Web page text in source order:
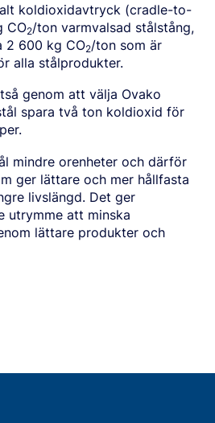
koldioxidavtryck (cradle-to-
CO2/ton varmvalsad stålstång,
2 600 kg CO2/ton som är
alla stålprodukter.
genom att välja Ovako
spara två ton koldioxid för
mindre orenheter och därför
ger lättare och mer hållfasta
livslängd. Det ger
utrymme att minska
lättare produkter och